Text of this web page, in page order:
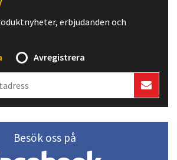
erbjudanden och
Avregistrera
Besök oss på